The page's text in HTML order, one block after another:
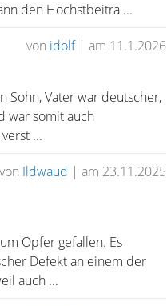
den Höchstbeitra ...
von idolf | am 11.1.2026
Sohn, Vater war deutscher,
war somit auch
...
von Ildwaud | am 23.11.2025
Opfer gefallen. Es
Defekt an einem der
auch ...